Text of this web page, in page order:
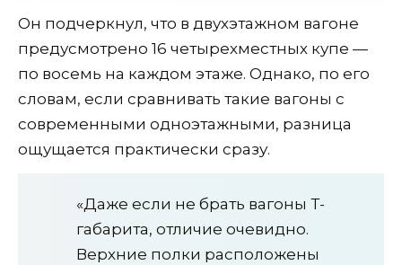
Он подчеркнул, что в двухэтажном вагоне
предусмотрено 16 четырехместных купе —
по восемь на каждом этаже. Однако, по его
словам, если сравнивать такие вагоны с
современными одноэтажными, разница
ощущается практически сразу.
«Даже если не брать вагоны Т-
габарита, отличие очевидно.
Верхние полки расположены